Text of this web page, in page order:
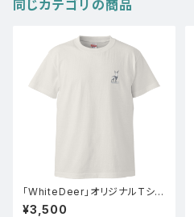
同じカテゴリの商品
「WhiteDeer」オリジナルTシャ
ツ(バニラホワイト)
¥3,500